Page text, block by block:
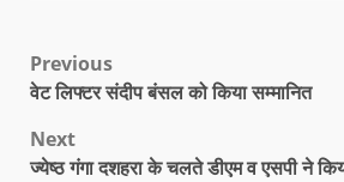
Previous
वेट लिफ्टर संदीप बंसल को किया सम्मानित
Next
ज्येष्ठ गंगा दशहरा के चलते डीएम व एसपी ने